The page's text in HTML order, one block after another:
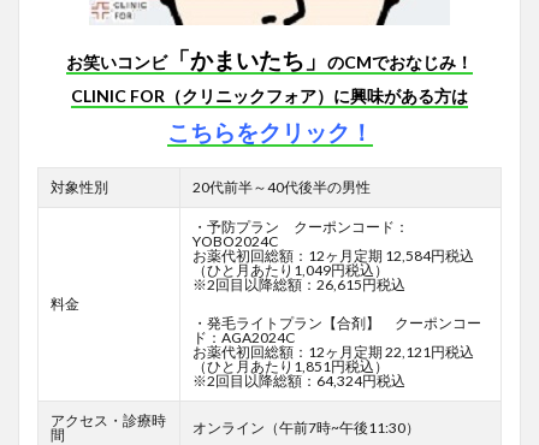
お笑いコンビ「かまいたち」 のCMでおなじみ！
CLINIC FOR（クリニックフォア）に興味がある方は
こちらをクリック！
対象性別 20代前半～40代後半の男性
料金
・予防プラン クーポンコード：
YOBO2024C
お薬代初回総額：12ヶ月定期 12,584円税込
（ひと月あたり1,049円税込）
※2回目以降総額：26,615円税込
・発毛ライトプラン【合剤】 クーポンコー
ド：AGA2024C
お薬代初回総額：12ヶ月定期 22,121円税込
（ひと月あたり1,851円税込）
※2回目以降総額：64,324円税込
アクセス・診療時
間
オンライン（午前7時~午後11:30）